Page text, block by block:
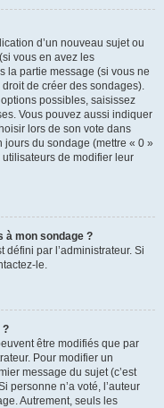
d’un nouveau sujet ou
vous en avez les
la partie message (si vous ne
de créer des sondages).
possibles, saisissez
Vous pouvez aussi indiquer
lors de son vote dans
jours du sondage (mettre « 0 »
de modifier leur
à mon sondage ?
défini par l’administrateur. Si
le.
?
être modifiés que par
Pour modifier un
message du sujet (c’est
personne n’a voté, l’auteur
Autrement, seuls les